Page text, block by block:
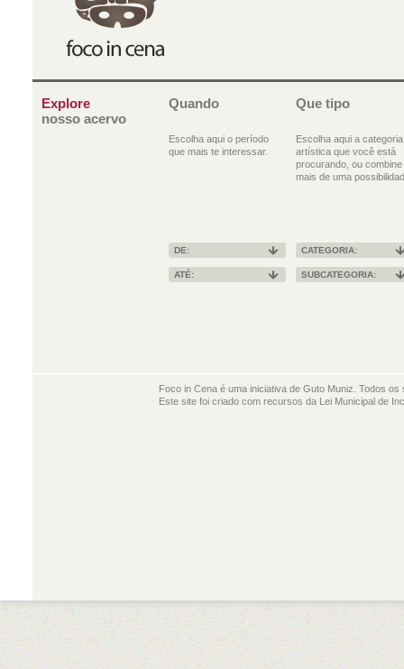
Explore
nosso acervo
Quando
Escolha aqui o período
que mais te interessar.
Que tipo
Escolha aqui a categoria
artística que você está
procurando, ou combine
mais de uma
DE:
ATÉ:
CATEGORIA:
SUBCATEGORIA:
Foco in Cena é uma iniciativa de Guto Muniz. Todos
Este site foi criado com recursos da Lei Municipal de